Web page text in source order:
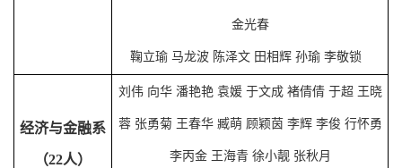
金光春
鞠立瑜 马龙波 陈泽文 田相辉 孙瑜 李敬锁
经济与金融系
（22人）
刘伟 向华 潘艳艳 袁媛 于文成 褚倩倩 于超 王晓
蓉 张勇菊 王春华 臧萌 顾颖茵 李辉 李俊 行怀勇
李丙金 王海青 徐小靓 张秋月